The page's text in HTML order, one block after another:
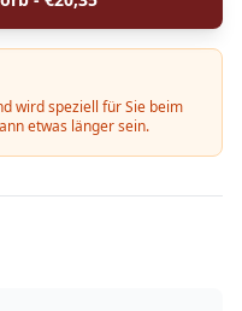
wird speziell für Sie beim
etwas länger sein.